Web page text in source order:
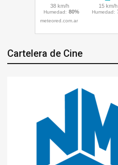
Cartelera de Cine